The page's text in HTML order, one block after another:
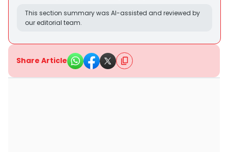
This section summary was AI-assisted and reviewed by
our editorial team.
Share Article